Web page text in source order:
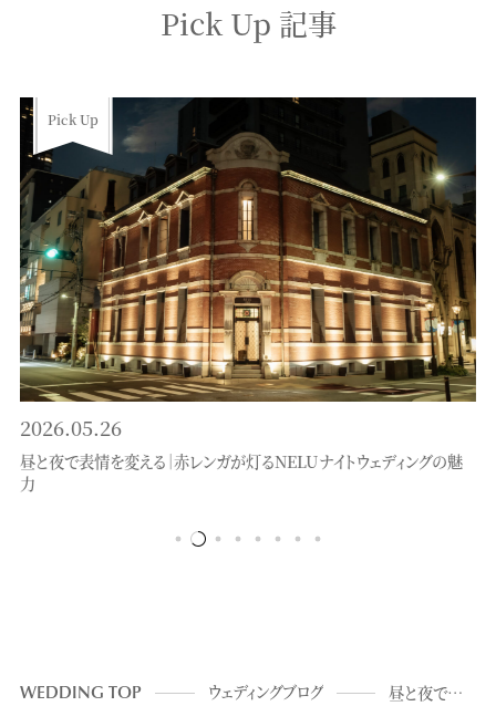
Pick Up 記事
Pick Up
2026.05.26
昼と夜で表情を変える｜赤レンガが灯るNELUナイトウェディングの魅
力
WEDDING TOP ウェディングブログ 昼と夜で表情を変える｜赤レンガが灯るNELUナイトウェディングの魅力